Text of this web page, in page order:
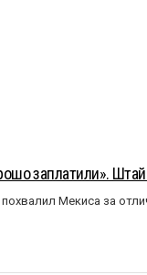
заплатили».
Мекиса за